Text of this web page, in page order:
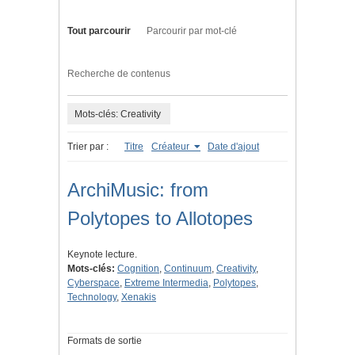
Tout parcourir Parcourir par mot-clé
Recherche de contenus
Mots-clés: Creativity
Trier par : Titre Créateur Date d'ajout
ArchiMusic: from
Polytopes to Allotopes
Keynote lecture.
Mots-clés: Cognition, Continuum, Creativity,
Cyberspace, Extreme Intermedia, Polytopes,
Technology, Xenakis
Formats de sortie